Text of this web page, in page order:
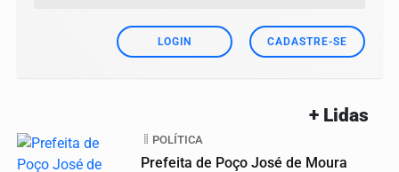
LOGIN CADASTRE-SE
+ Lidas
POLÍTICA
Prefeita de Poço José de Moura